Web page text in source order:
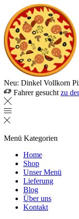
Neu: Dinkel Vollkorn
Fahrer gesucht zu
Menü Kategorien
Home
Shop
Unser Menü
Lieferung
Blog
Über uns
Kontakt